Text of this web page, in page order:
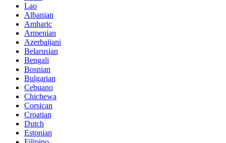
Lao
Albanian
Amharic
Armenian
Azerbaijani
Belarusian
Bengali
Bosnian
Bulgarian
Cebuano
Chichewa
Corsican
Croatian
Dutch
Estonian